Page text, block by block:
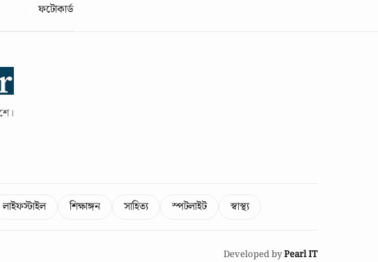
ফটোকার্ড
লাইফস্টাইল শিক্ষাঙ্গন সাহিত্য স্পটলাইট স্বাস্থ্য
Developed byPearl IT